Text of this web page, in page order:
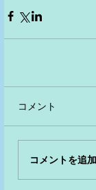
コメント
コメントを追